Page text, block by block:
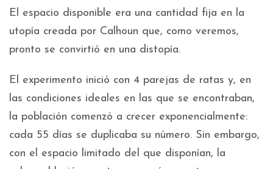
El espacio disponible era una cantidad fija en la
utopía creada por Calhoun que, como veremos,
pronto se convirtió en una distopía.
El experimento inició con 4 parejas de ratas y, en
las condiciones ideales en las que se encontraban,
la población comenzó a crecer exponencialmente:
cada 55 días se duplicaba su número. Sin embargo,
con el espacio limitado del que disponían, la